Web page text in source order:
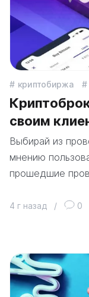
криптобиржа
своим
Выбирай из
мнению
прошедшие
4 г назад / 0